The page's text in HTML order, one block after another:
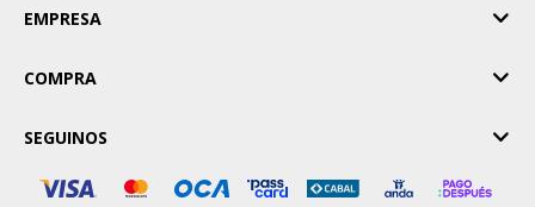
EMPRESA
COMPRA
SEGUINOS